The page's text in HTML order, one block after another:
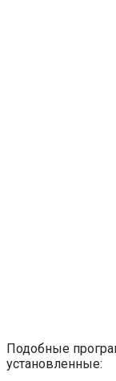
Подобные
установленные: